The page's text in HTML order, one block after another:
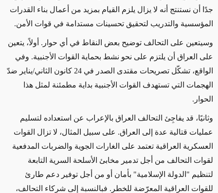
جدًا أن نستنتج أنه لا يزال يلزم القيام بمزيد من أعمال بناء القدرات
المؤسسية والتدريب لتحقيق تحسينات مستدامة في قوات الأمن.
وسيتعين على التحالف توضيح بعض النقاط في أي حوار. أولاً، يتعين
على العراق أن يلتزم على نحو نشط بحماية القوات الأجنبية. وفي
الواقع، تشكّل تصريحات مقتدى الصدر في 24 كانون الثاني/يناير ضدّ
الهجمات التي تستهدف القوات الأجنبية بداية مطمئنة لمثل هذا
الحوار .
وثانيًا، قد يفاجِئ التحالف العراق بالإعراب عن استعداده لتسليم
عمليات قتالية عدة إلى العراق. على سبيل المثال، لا تزال القوات
العسكرية العراقية تعتمد على الغارات الجوية والضربات المدفعية
لقوات التحالف من أجل تدمير مخابئ الأسلحة السرية التابعة
لتنظيم "الدولة الإسلامية" بأمان أو من أجل توفير دعم طارئ
للقوات العراقية المعرّضة للخطر. فبالنسبة إلى شركاء التحالف،